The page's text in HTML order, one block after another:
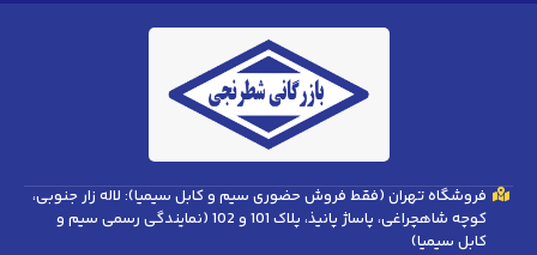
فروشگاه تهران (فقط فروش حضوری سیم و کابل سیمیا): لاله زار جنوبی،
کوچه شاهچراغی، پاساژ پانیذ، پلاک 101 و 102 (نمایندگی رسمی سیم و
کابل سیمیا)